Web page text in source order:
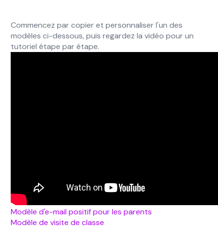
Commencez par copier et personnaliser l'un des
modèles ci-dessous, puis regardez la vidéo pour un
tutoriel étape par étape.
Modèle d'e-mail positif pour les parents
Modèle de visite de classe